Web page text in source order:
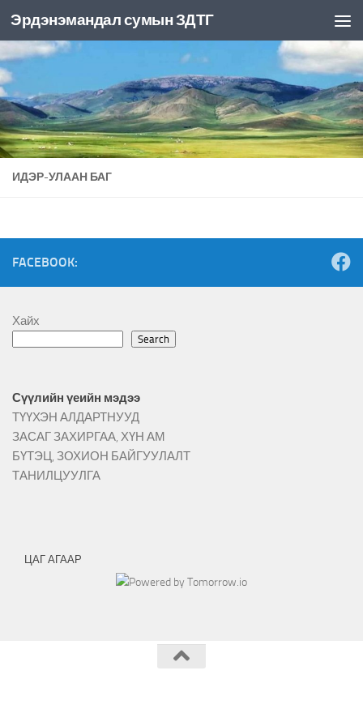
Skip to content
Эрдэнэмандал сумын ЗДТГ
ИДЭР-УЛААН БАГ
FACEBOOK:
Хайх
Search
Сүүлийн үеийн мэдээ
ТҮҮХЭН АЛДАРТНУУД
ЗАСАГ ЗАХИРГАА, ХҮН АМ
БҮТЭЦ, ЗОХИОН БАЙГУУЛАЛТ
ТАНИЛЦУУЛГА
ЦАГ АГААР